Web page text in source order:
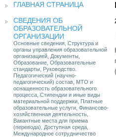
ГЛАВНАЯ СТРАНИЦА
СВЕДЕНИЯ ОБ
ОБРАЗОВАТЕЛЬНОЙ
ОРГАНИЗАЦИИ
Основные сведения, Структура и
органы управления образовательной
организацией, Документы,
Образование, Образовательные
стандарты, Руководство.
Педагогический (научно-
педагогический) состав, МТО и
оснащенность образовательного
процесса, Стипендии и иные виды
материальной поддержки, Платные
образовательные услуги, Финансово-
хозяйственная деятельность,
Вакантные места для приема
(перевода), Доступная среда,
Международное сотрудничество